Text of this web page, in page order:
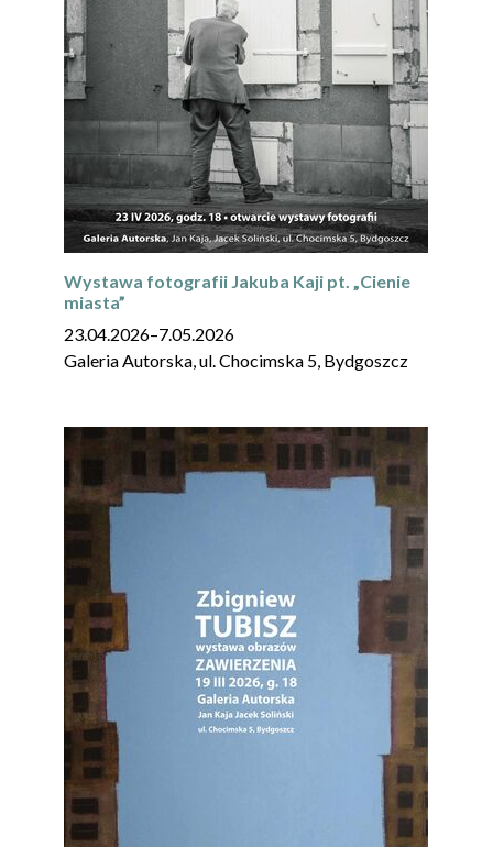
Wystawa fotografii Jakuba Kaji pt. „Cienie
miasta”
23.04.2026–7.05.2026
Galeria Autorska, ul. Chocimska 5, Bydgoszcz